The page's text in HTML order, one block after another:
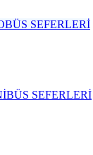
SEFERLERİ
SEFERLERİ